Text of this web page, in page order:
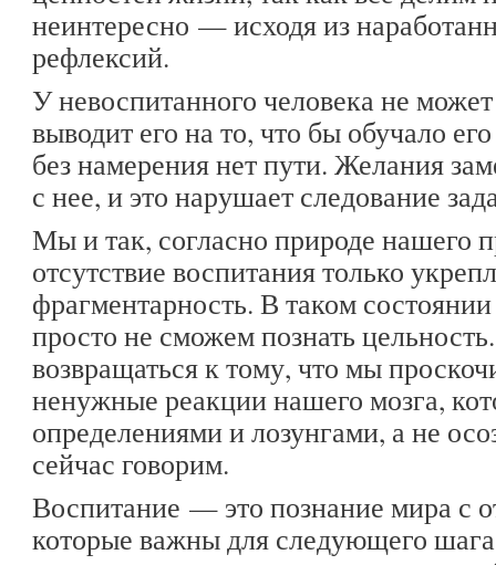
неинтересно — исходя из
рефлексий.
У невоспитанного человека не
выводит его на то, что бы обучало
без намерения нет пути. Желания
с нее, и это нарушает следование
Мы и так, согласно природе нашего
отсутствие воспитания только
фрагментарность. В таком
просто не сможем познать
возвращаться к тому, что мы
ненужные реакции нашего мозга,
определениями и лозунгами, а не
сейчас говорим.
Воспитание — это познание мира с
которые важны для следующего